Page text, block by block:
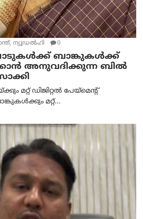
ന്യൂഡല്‍ഹി 0
ബാങ്കുകൾക്ക്
അനുവദിക്കുന്ന ബിൽ
മറ്റ് ഡിജിറ്റൽ പേയ്‌മെന്റ്
മറ്റ്...